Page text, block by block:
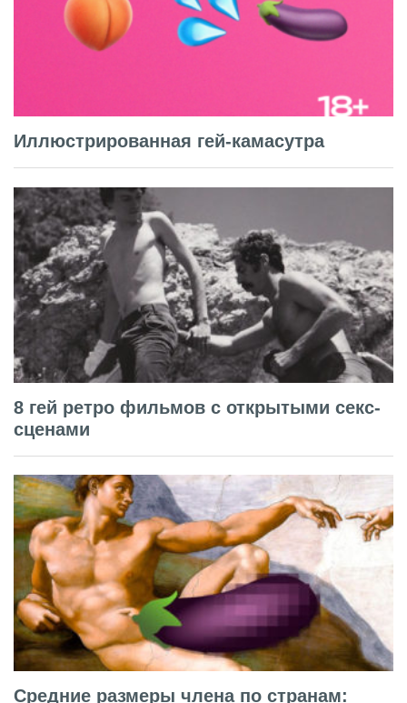
Иллюстрированная гей-камасутра
8 гей ретро фильмов с открытыми секс-
сценами
Средние размеры члена по странам: